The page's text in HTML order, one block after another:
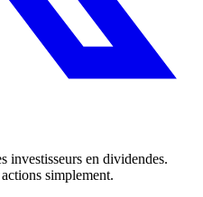
investisseurs en dividendes.
simplement.